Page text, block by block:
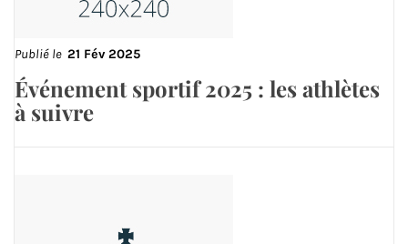
Publié le 21 Fév 2025
Événement sportif 2025 : les athlètes
à suivre